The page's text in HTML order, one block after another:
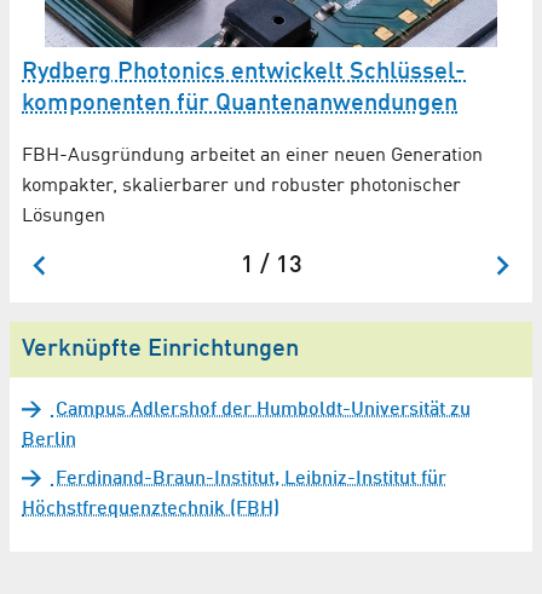
Rydberg Photonics entwickelt Schlüssel­
komponenten für Quanten­anwendungen
FBH-Ausgründung arbeitet an einer neuen Generation
kompakter, skalierbarer und robuster photonischer
Lösungen
1 / 13
Verknüpfte Einrichtungen
Campus Adlershof der Humboldt-Universität zu
Berlin
Ferdinand-Braun-Institut, Leibniz-Institut für
Höchstfrequenztechnik (FBH)